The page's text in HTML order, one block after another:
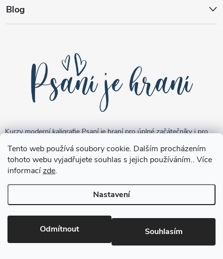
Tento web používá soubory cookie. Dalším procházením
tohoto webu vyjadřujete souhlas s jejich používáním.. Více
informacízde.
Nastavení
Odmítnout Souhlasím
Blog
Kurzy moderní kaligrafie Psaní je hraní pro úplné začátečníky i pro
pokročilejší "kreativce".
Copyright 2026Brushpen.cz. Všechna práva vyhrazena.Upravit
nastavení cookies